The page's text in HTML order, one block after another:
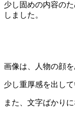
少し固めの内容の
しました。
画像は、人物の顔
少し重厚感を出して
また、文字ばかりに